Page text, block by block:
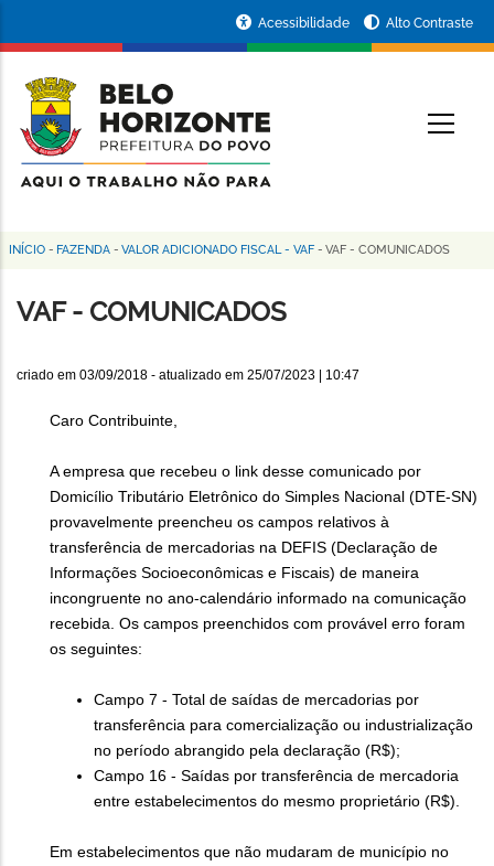
conteúdo
principal
da
Prefeitura
de
Horizonte
Acessibilidade Alto Contraste
Trilha
de
INÍCIO - FAZENDA - VALOR ADICIONADO FISCAL - VAF - VAF - COMUNICADOS
VAF - COMUNICADOS
criado em 03/09/2018 - atualizado em 25/07/2023 | 10:47
Caro Contribuinte,
A empresa que recebeu o link desse comunicado por
Domicílio Tributário Eletrônico do Simples Nacional (DTE-SN)
provavelmente preencheu os campos relativos à
transferência de mercadorias na DEFIS (Declaração de
Informações Socioeconômicas e Fiscais) de maneira
incongruente no ano-calendário informado na comunicação
recebida. Os campos preenchidos com provável erro foram
os seguintes:
Campo 7 - Total de saídas de mercadorias por
transferência para comercialização ou industrialização
no período abrangido pela declaração (R$);
Campo 16 - Saídas por transferência de mercadoria
entre estabelecimentos do mesmo proprietário (R$).
Em estabelecimentos que não mudaram de município no